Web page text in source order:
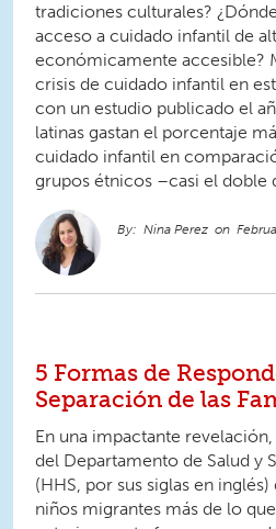
tradiciones culturales?
acceso a cuidado infantil de
económicamente accesible?
crisis de cuidado infantil en
con un estudio publicado el
latinas gastan el porcentaje
cuidado infantil en
grupos étnicos –casi el doble
Nina Perez
5 Formas de
Separación de las
En una impactante
del Departamento de Salud y
(HHS, por sus siglas en inglés)
niños migrantes más de lo